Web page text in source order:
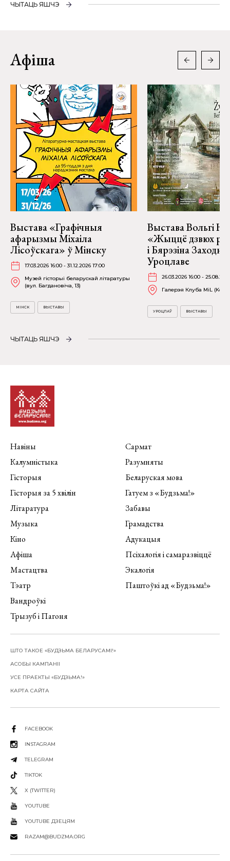
ЧЫТАЦЬ ЯШЧЭ
Афіша
Выстава «Графічныя
афарызмы Міхаіла
Лісоўскага» ў Мінску
17.03.2026 16:00 - 31.12.2026 17:00
Музей гісторыі беларускай літаратуры
(вул. Багдановіча, 13)
МІНСК ВЫСТАВЫ
Выстава Вольгі
«Жыццё дзвюх
і Бярэзіна
Уроцлаве
26.03.2026 16:00 -
Галерэя Клуба MiL
УРОЦЛАЎ ВЫСТАВЫ
ЧЫТАЦЬ ЯШЧЭ
Навіны
Калумністыка
Гісторыя
Гісторыя за 5 хвілін
Літаратура
Музыка
Кіно
Афіша
Мастацтва
Тэатр
Вандроўкі
Трызуб і Пагоня
Сармат
Разумняты
Беларуская мова
Гатуем з «Будзьма!»
Забавы
Грамадства
Адукацыя
Псіхалогія і самаразвіццё
Экалогія
Паштоўкі ад «Будзьма!»
ШТО ТАКОЕ «БУДЗЬМА БЕЛАРУСАМІ!»
АСОБЫ КАМПАНІІ
УСЕ ПРАЕКТЫ «БУДЗЬМА!»
КАРТА САЙТА
FACEBOOK
INSTAGRAM
TELEGRAM
TIKTOK
X (TWITTER)
YOUTUBE
YOUTUBE ДЗЕЦЯМ
RAZAM@BUDZMA.ORG